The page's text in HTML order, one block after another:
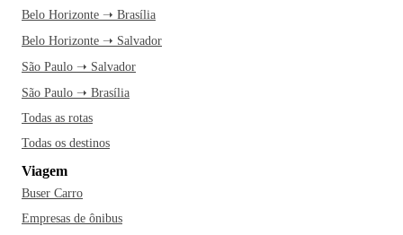
Belo Horizonte ➝ Brasília
Belo Horizonte ➝ Salvador
São Paulo ➝ Salvador
São Paulo ➝ Brasília
Todas as rotas
Todas os destinos
Viagem
Buser Carro
Empresas de ônibus